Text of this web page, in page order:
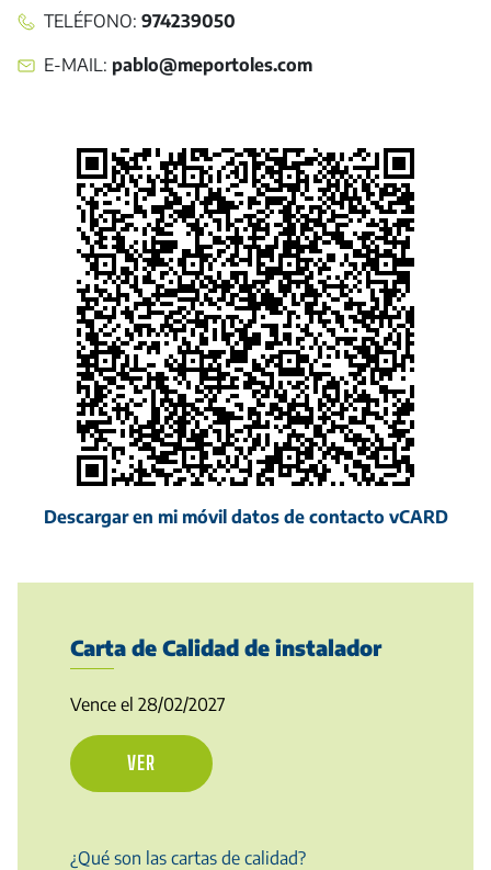
TELÉFONO: 974239050
E-MAIL: pablo@meportoles.com
Descargar en mi móvil datos de contacto vCARD
Carta de Calidad de instalador
Vence el 28/02/2027
VER
¿Qué son las cartas de calidad?